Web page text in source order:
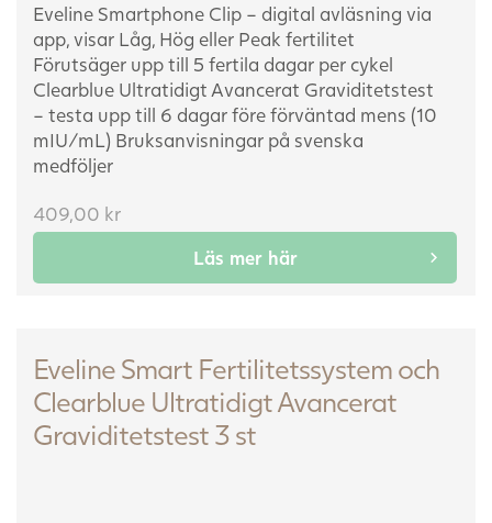
Eveline Smartphone Clip – digital avläsning via
app, visar Låg, Hög eller Peak fertilitet
Förutsäger upp till 5 fertila dagar per cykel
Clearblue Ultratidigt Avancerat Graviditetstest
– testa upp till 6 dagar före förväntad mens (10
mIU/mL) Bruksanvisningar på svenska
medföljer
409,00 kr
Läs mer här
Eveline Smart Fertilitetssystem och
Clearblue Ultratidigt Avancerat
Graviditetstest 3 st